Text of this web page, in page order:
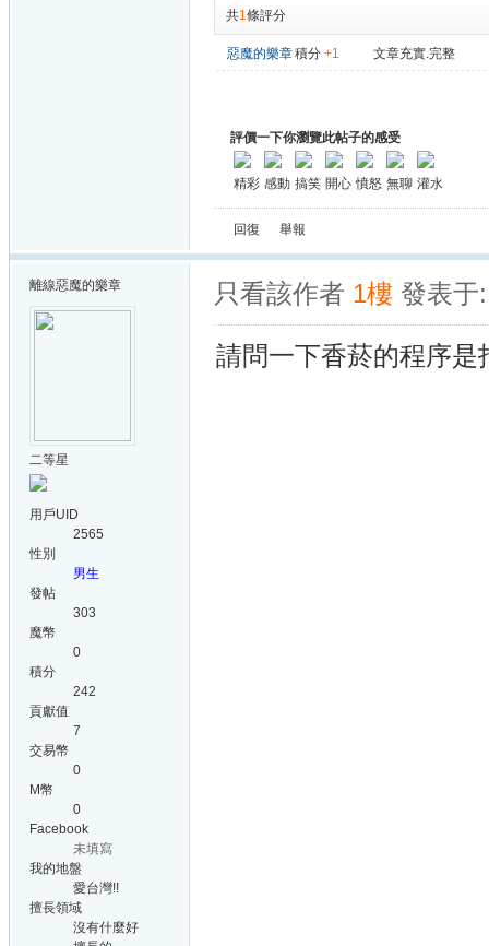
共1條評分
惡魔的樂章積分 +1 文章充實.完整
評價一下你瀏覽此帖子的感受
精彩 感動 搞笑 開心 憤怒 無聊 灌水
回復 舉報
離線惡魔的樂章
二等星
用戶UID
2565
性別
男生
發帖
303
魔幣
0
積分
242
貢獻值
7
交易幣
0
M幣
0
Facebook
未填寫
我的地盤
愛台灣!!
擅長領域
沒有什麼好
只看該作者 1樓 發表于
請問一下香菸的程序